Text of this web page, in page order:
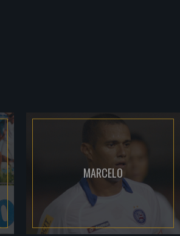
MARCELO